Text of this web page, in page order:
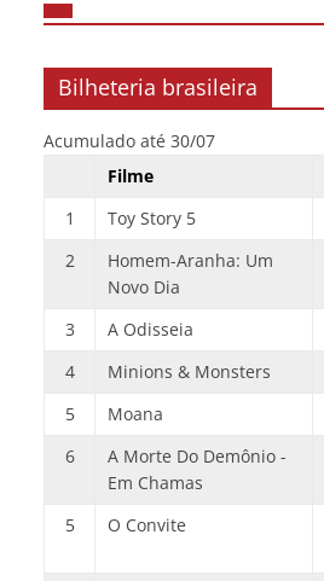
Bilheteria brasileira
Acumulado até 30/07
Filme
1
Toy Story 5
2
Homem-Aranha: Um
Novo Dia
3 A Odisseia
4
Minions & Monsters
5
Moana
6
A Morte Do Demônio -
Em Chamas
5
O Convite